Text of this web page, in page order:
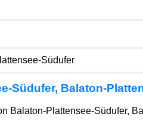
Südufer
Südufer, Balaton-
Balaton-Plattensee-Südufer,